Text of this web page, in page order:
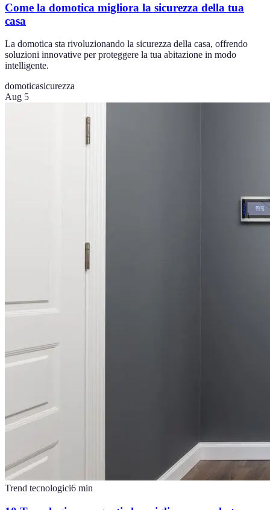
Come la domotica migliora la sicurezza della tua
casa
La domotica sta rivoluzionando la sicurezza della casa, offrendo
soluzioni innovative per proteggere la tua abitazione in modo
intelligente.
domoticasicurezza
Aug 5
Trend tecnologici6 min